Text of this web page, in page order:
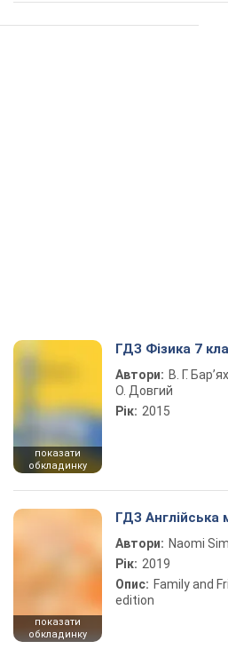
показати
обкладинку
ГДЗ Фізика 7
Автори: В. Г.
О. Довгий
Рік: 2015
показати
обкладинку
ГДЗ Англійська
Автори: Naomi
Рік: 2019
Опис: Family and
edition